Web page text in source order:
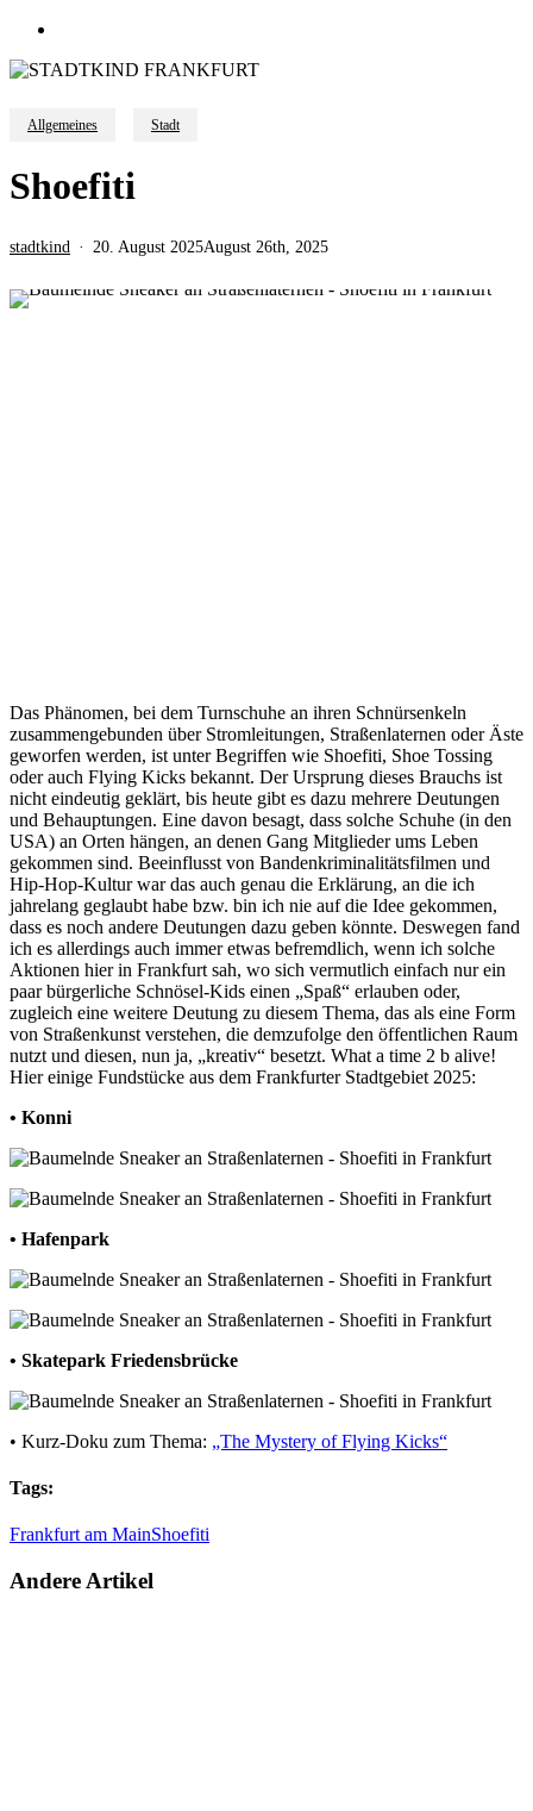
Allgemeines Stadt
Shoefiti
stadtkind 20. August 2025August 26th, 2025
Das Phänomen, bei dem Turnschuhe an ihren Schnürsenkeln
zusammengebunden über Stromleitungen, Straßenlaternen oder Äste
geworfen werden, ist unter Begriffen wie Shoefiti, Shoe Tossing
oder auch Flying Kicks bekannt. Der Ursprung dieses Brauchs ist
nicht eindeutig geklärt, bis heute gibt es dazu mehrere Deutungen
und Behauptungen. Eine davon besagt, dass solche Schuhe (in den
USA) an Orten hängen, an denen Gang Mitglieder ums Leben
gekommen sind. Beeinflusst von Bandenkriminalitätsfilmen und
Hip-Hop-Kultur war das auch genau die Erklärung, an die ich
jahrelang geglaubt habe bzw. bin ich nie auf die Idee gekommen,
dass es noch andere Deutungen dazu geben könnte. Deswegen fand
ich es allerdings auch immer etwas befremdlich, wenn ich solche
Aktionen hier in Frankfurt sah, wo sich vermutlich einfach nur ein
paar bürgerliche Schnösel-Kids einen „Spaß“ erlauben oder,
zugleich eine weitere Deutung zu diesem Thema, das als eine Form
von Straßenkunst verstehen, die demzufolge den öffentlichen Raum
nutzt und diesen, nun ja, „kreativ“ besetzt. What a time 2 b alive!
Hier einige Fundstücke aus dem Frankfurter Stadtgebiet 2025:
• Konni
• Hafenpark
• Skatepark Friedensbrücke
• Kurz-Doku zum Thema: „The Mystery of Flying Kicks“
Tags:
Frankfurt am MainShoefiti
Andere Artikel